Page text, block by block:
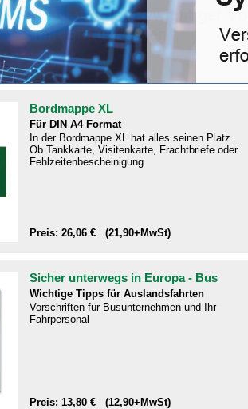
Bordmappe XL
Für DIN A4 Format
In der Bordmappe XL hat alles seinen Platz.
Ob Tankkarte, Visitenkarte, Frachtbriefe oder
Fehlzeitenbescheinigung.
Preis: 26,06 € (21,90+MwSt)
Sicher unterwegs in Europa - Bus
Wichtige Tipps für Auslandsfahrten
Vorschriften für Busunternehmen und Ihr
Fahrpersonal
Preis: 13,80 € (12,90+MwSt)